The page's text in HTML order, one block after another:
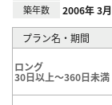
築年数 2006年 3
プラン名・期間
ロング
30日以上～360日未満